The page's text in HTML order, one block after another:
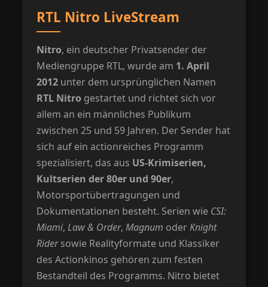
RTL Nitro LiveStream
Nitro, ein deutscher Privatsender der
Mediengruppe RTL, wurde am 1. April
2012 unter dem ursprünglichen Namen
RTL Nitro gestartet und richtet sich vor
allem an ein männliches Publikum
zwischen 25 und 59 Jahren. Der Sender hat
sich auf ein actionreiches Programm
spezialisiert, das aus US-Krimiserien,
Kultserien der 80er und 90er,
Motorsportübertragungen und
Dokumentationen besteht. Serien wie CSI:
Miami,Law & Order,Magnum oderKnight
Ridersowie Realityformate und Klassiker
des Actionkinos gehören zum festen
Bestandteil des Programms. Nitro bietet